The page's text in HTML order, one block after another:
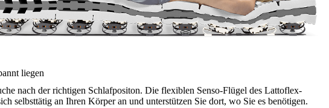
liegen
nach der richtigen Schlafpositon. Die flexiblen Senso-Flügel des Lattoflex-
selbsttätig an Ihren Körper an und unterstützen Sie dort, wo Sie es benötigen.